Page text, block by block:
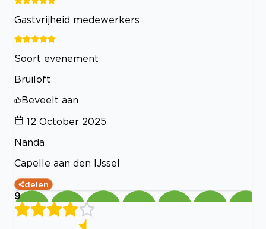
Gastvrijheid medewerkers
Soort evenement
Bruiloft
Beveelt aan
12 October 2025
Nanda
Capelle aan den IJssel
delen
9